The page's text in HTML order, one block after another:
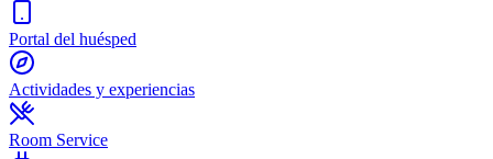
Portal del huésped
Actividades y experiencias
Room Service